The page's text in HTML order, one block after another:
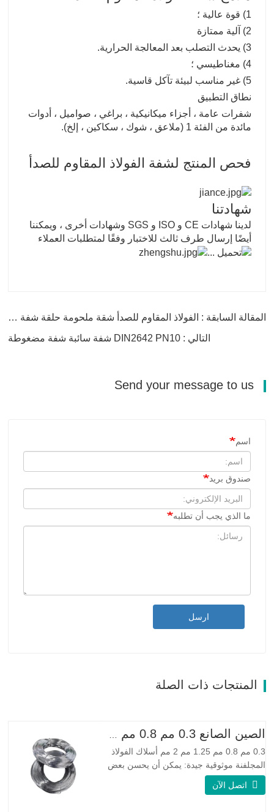
1) قوة عالية ؛
2) آلية ممتازة
3) يحدث التصلب بعد المعالجة الحرارية.
4) مغناطيسي ؛
5) غير مناسب لبيئة تآكل قاسية.
نطاق التطبيق
شفرات عامة ، أجزاء ميكانيكية ، براغي ، صواميل ، أدوات
مائدة من الفئة 1 (ملاعق ، شوك ، سكاكين ، إلخ).
فحص المنتج لشفة الفولاذ المقاوم للصدأ
شهادتنا
لدينا شهادات CE و ISO و SGS وشهادات أخرى ، ويمكننا
أيضًا إرسال طرف ثالث للاختبار وفقًا لمتطلبات العملاء
المقالة السابقة : الفولاذ المقاوم للصدأ شقة ملحومة حلقة شفة فضفاضة
التالي : DIN2642 PN10 شفة سائبة شفة مضغوطة
اسم
صندوق بريد
ما الذي يجب أن تطلبه
ارسل
المنتجات ذات الصلة
الصين الصانع 0.3 مم 0.8 مم 1.25 مم 2 مم أسلاك الفولاذ المجلفنة
0.3 مم 0.8 مم 1.25 مم 2 مم أسلاك الفولاذ
المجلفنة موثوقية جيدة: يمكن أن يحسن بعض
العقد والنتوءات والصدأ على الأسلاك الفولاذية
مرونة جيدة: صلابة الفولاذ المجلفن جيدة جدًا،
اتصل الآن